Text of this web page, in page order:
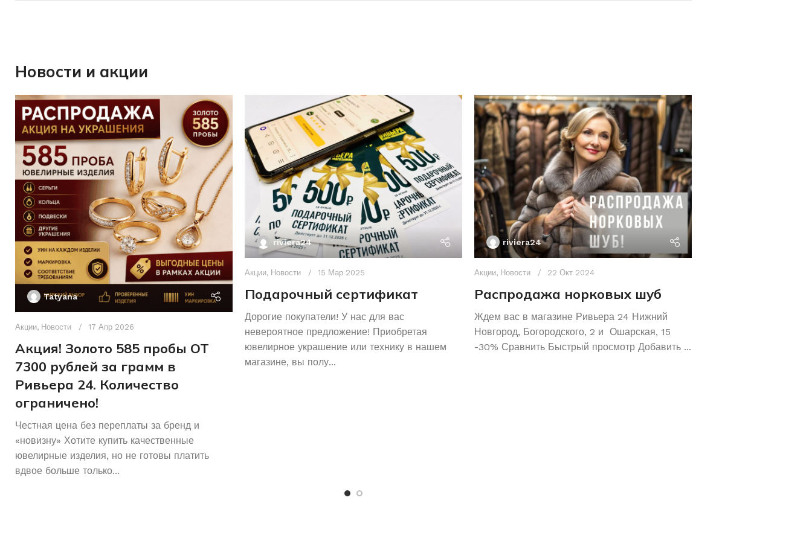
Новости и акции
Tatyana
Акции, Новости 17 Апр 2026
Акция! Золото 585 пробы ОТ
7300 рублей за грамм в
Ривьера 24. Количество
ограничено!
Честная цена без переплаты за бренд и
«новизну» Хотите купить качественные
ювелирные изделия, но не готовы платить
вдвое больше только...
riviera24
Акции, Новости 15 Мар 2025
Подарочный сертификат
Дорогие покупатели! У нас для вас
невероятное предложение! Приобретая
ювелирное украшение или технику в нашем
магазине, вы полу...
riviera24
Акции, Новости 22 Окт 2024
Распродажа норковых шуб
Ждем вас в магазине Ривьера 24 Нижний
Новгород, Богородского, 2 и Ошарская, 15
-30% Сравнить Быстрый просмотр Добавить ...